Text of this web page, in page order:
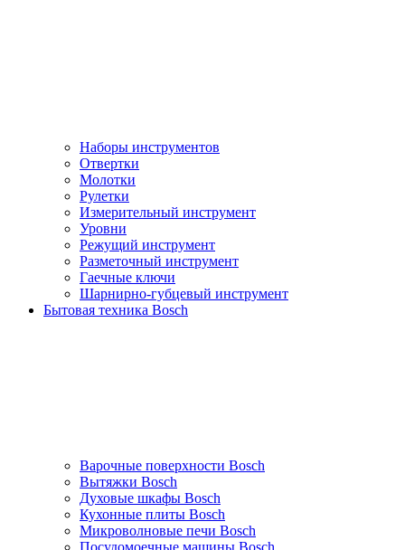
Наборы инструментов
Отвертки
Молотки
Рулетки
Измерительный инструмент
Уровни
Режущий инструмент
Разметочный инструмент
Гаечные ключи
Шарнирно-губцевый инструмент
Бытовая техника Bosch
Варочные поверхности Bosch
Вытяжки Bosch
Духовые шкафы Bosch
Кухонные плиты Bosch
Микроволновые печи Bosch
Посудомоечные машины Bosch